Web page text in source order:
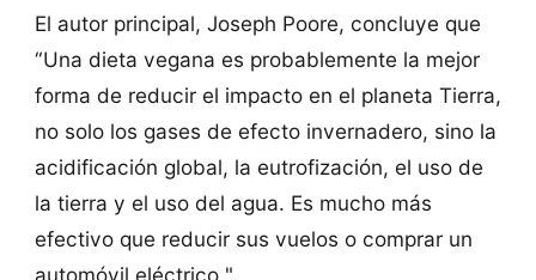
El autor principal, Joseph Poore, concluye que
“Una dieta vegana es probablemente la mejor
forma de reducir el impacto en el planeta Tierra,
no solo los gases de efecto invernadero, sino la
acidificación global, la eutrofización, el uso de
la tierra y el uso del agua. Es mucho más
efectivo que reducir sus vuelos o comprar un